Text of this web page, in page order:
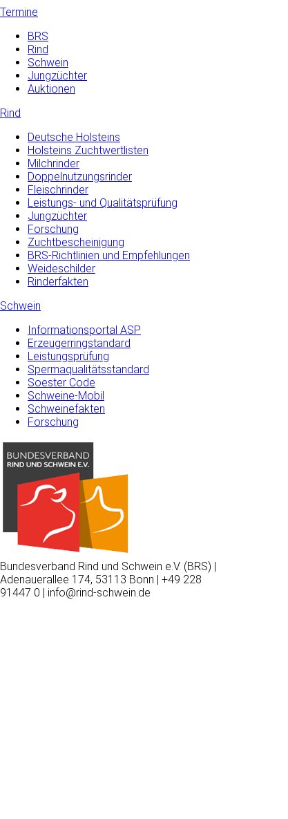
Termine
BRS
Rind
Schwein
Jungzüchter
Auktionen
Rind
Deutsche Holsteins
Holsteins Zuchtwertlisten
Milchrinder
Doppelnutzungsrinder
Fleischrinder
Leistungs- und Qualitätsprüfung
Jungzüchter
Forschung
Zuchtbescheinigung
BRS-Richtlinien und Empfehlungen
Weideschilder
Rinderfakten
Schwein
Informationsportal ASP
Erzeugerringstandard
Leistungsprüfung
Spermaqualitätsstandard
Soester Code
Schweine-Mobil
Schweinefakten
Forschung
Bundesverband Rind und Schwein e.V. (BRS) |
Adenauerallee 174, 53113 Bonn | +49 228
91447 0 | info@rind-schwein.de